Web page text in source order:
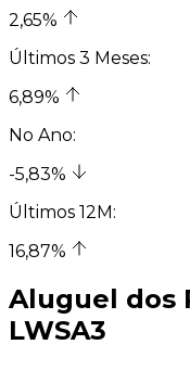
2,65%
Últimos 3 Meses:
6,89%
No Ano:
-5,83%
Últimos 12M:
16,87%
Aluguel dos
LWSA3